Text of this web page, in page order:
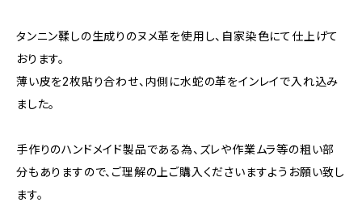
タンニン鞣しの生成りのヌメ革を使用し、自家染色にて仕上げて
おります。
薄い皮を2枚貼り合わせ、内側に水蛇の革をインレイで入れ込み
ました。
手作りのハンドメイド製品である為、ズレや作業ムラ等の粗い部
分もありますので、ご理解の上ご購入くださいますようお願い致し
ます。